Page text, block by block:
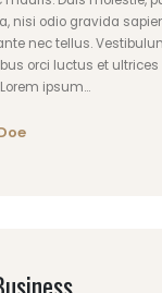
nisi odio gravida
nec tellus.
orci luctus et ultrices
ipsum...